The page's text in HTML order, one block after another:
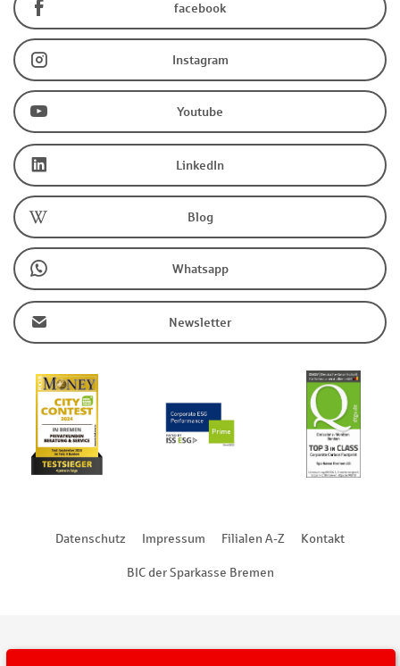
facebook
Instagram
Youtube
LinkedIn
Blog
Whatsapp
Newsletter
Datenschutz Impressum Filialen A-Z Kontakt
BIC der Sparkasse Bremen